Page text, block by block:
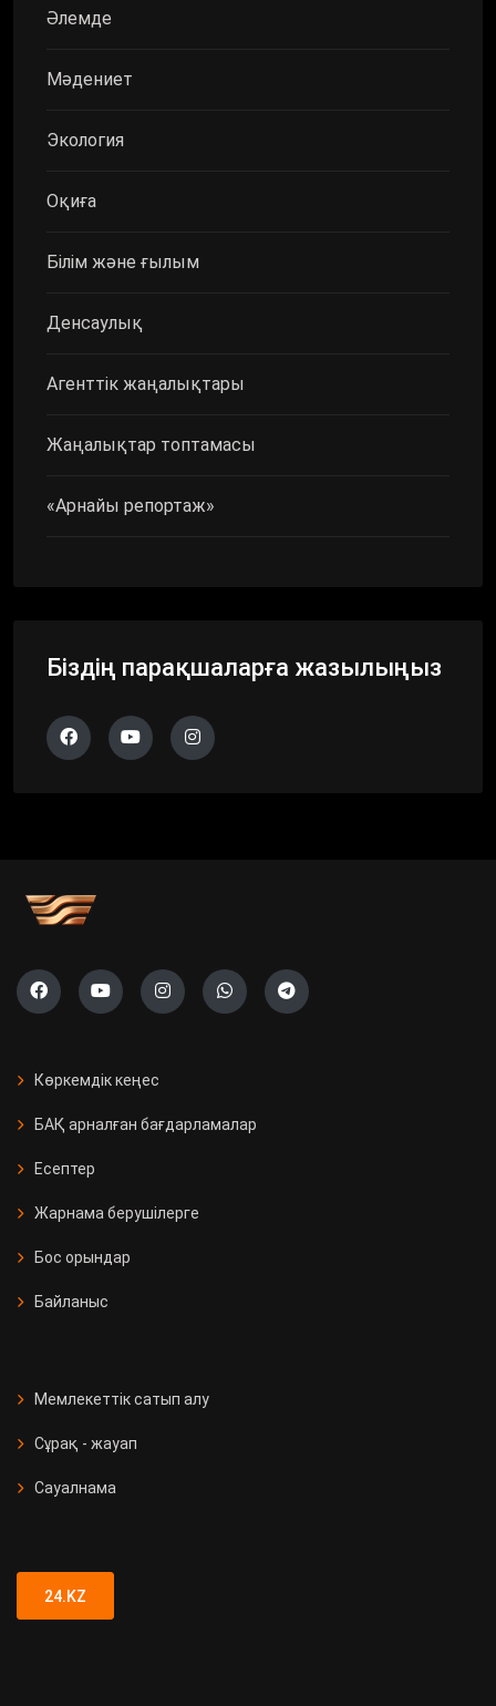
Әлемде
Мәдениет
Экология
Оқиға
Білім және ғылым
Денсаулық
Агенттік жаңалықтары
Жаңалықтар топтамасы
«Арнайы репортаж»
Біздің парақшаларға жазылыңыз
Көркемдік кеңес
БАҚ арналған бағдарламалар
Есептер
Жарнама берушілерге
Бос орындар
Байланыс
Мемлекеттік сатып алу
Сұрақ - жауап
Сауалнама
24.KZ